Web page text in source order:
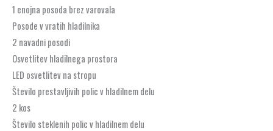
1 enojna posoda brez varovala
Posode v vratih hladilnika
2 navadni posodi
Osvetlitev hladilnega prostora
LED osvetlitev na stropu
Število prestavljivih polic v hladilnem delu
2 kos
Število steklenih polic v hladilnem delu